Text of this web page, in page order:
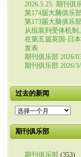
2026.5.25. 期刊俱
第174届大脑俱乐
第173届大脑俱乐
从组装到受体机制
在第五届英国-日
发表
期刊俱乐部 2026/
期刊俱乐部 2026/
过去的新闻
过
的
新
期刊俱乐部
期刊俱乐部 (353)